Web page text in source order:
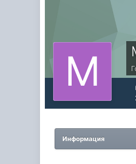
Информация